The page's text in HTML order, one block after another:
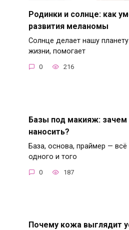
Родинки и солнце: как
развития меланомы
Солнце делает нашу
жизни, помогает
0 216
Базы под макияж: зачем
наносить?
База, основа, праймер — всё
одного и того
0 187
Почему кожа выглядит